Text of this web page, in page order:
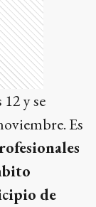
y se
Es
de